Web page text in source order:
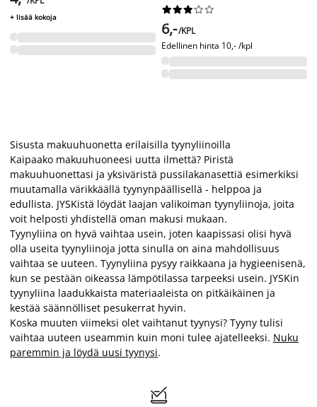
+ lisää kokoja






6,-/KPL
Edellinen hinta 10,- /kpl
Sisusta makuuhuonetta erilaisilla tyynyliinoilla
Kaipaako makuuhuoneesi uutta ilmettä? Piristä
makuuhuonettasi ja yksiväristä pussilakanasettiä esimerkiksi
muutamalla värikkäällä tyynynpäällisellä - helppoa ja
edullista. JYSKistä löydät laajan valikoiman tyynyliinoja, joita
voit helposti yhdistellä oman makusi mukaan.
Tyynyliina on hyvä vaihtaa usein, joten kaapissasi olisi hyvä
olla useita tyynyliinoja jotta sinulla on aina mahdollisuus
vaihtaa se uuteen. Tyynyliina pysyy raikkaana ja hygieenisenä,
kun se pestään oikeassa lämpötilassa tarpeeksi usein. JYSKin
tyynyliina laadukkaista materiaaleista on pitkäikäinen ja
kestää säännölliset pesukerrat hyvin.
Koska muuten viimeksi olet vaihtanut tyynysi? Tyyny tulisi
vaihtaa uuteen useammin kuin moni tulee ajatelleeksi. Nuku
paremmin ja löydä uusi tyynysi.
